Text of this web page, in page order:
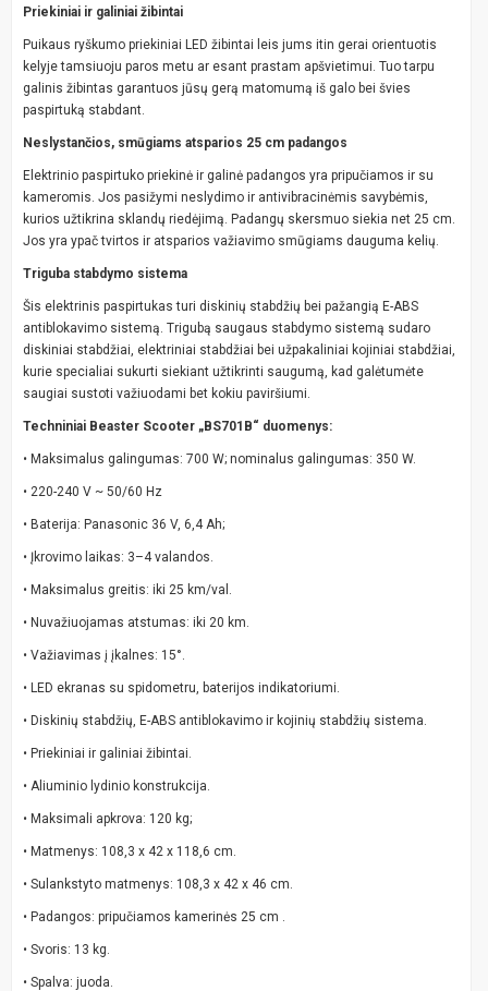
Priekiniai ir galiniai žibintai
Puikaus ryškumo priekiniai LED žibintai leis jums itin gerai orientuotis
kelyje tamsiuoju paros metu ar esant prastam apšvietimui. Tuo tarpu
galinis žibintas garantuos jūsų gerą matomumą iš galo bei švies
paspirtuką stabdant.
Neslystančios, smūgiams atsparios 25 cm padangos
Elektrinio paspirtuko priekinė ir galinė padangos yra pripučiamos ir su
kameromis. Jos pasižymi neslydimo ir antivibracinėmis savybėmis,
kurios užtikrina sklandų riedėjimą. Padangų skersmuo siekia net 25 cm.
Jos yra ypač tvirtos ir atsparios važiavimo smūgiams dauguma kelių.
Triguba stabdymo sistema
Šis elektrinis paspirtukas turi diskinių stabdžių bei pažangią E-ABS
antiblokavimo sistemą. Trigubą saugaus stabdymo sistemą sudaro
diskiniai stabdžiai, elektriniai stabdžiai bei užpakaliniai kojiniai stabdžiai,
kurie specialiai sukurti siekiant užtikrinti saugumą, kad galėtumėte
saugiai sustoti važiuodami bet kokiu paviršiumi.
Techniniai Beaster Scooter „BS701B“ duomenys:
• Maksimalus galingumas: 700 W; nominalus galingumas: 350 W.
• 220-240 V ~ 50/60 Hz
• Baterija: Panasonic 36 V, 6,4 Ah;
• Įkrovimo laikas: 3–4 valandos.
• Maksimalus greitis: iki 25 km/val.
• Nuvažiuojamas atstumas: iki 20 km.
• Važiavimas į įkalnes: 15°.
• LED ekranas su spidometru, baterijos indikatoriumi.
• Diskinių stabdžių, E-ABS antiblokavimo ir kojinių stabdžių sistema.
• Priekiniai ir galiniai žibintai.
• Aliuminio lydinio konstrukcija.
• Maksimali apkrova: 120 kg;
• Matmenys: 108,3 x 42 x 118,6 cm.
• Sulankstyto matmenys: 108,3 x 42 x 46 cm.
• Padangos: pripučiamos kamerinės 25 cm .
• Svoris: 13 kg.
• Spalva: juoda.